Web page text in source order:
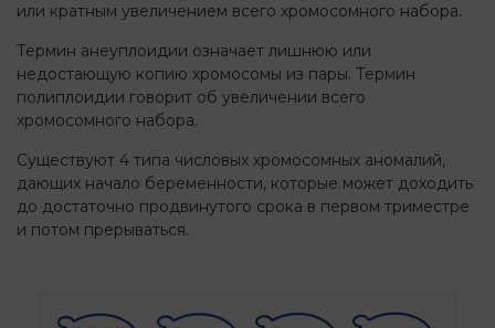
или кратным увеличением всего хромосомного набора.
Термин анеуплоидии означает лишнюю или
недостающую копию хромосомы из пары. Термин
полиплоидии говорит об увеличении всего
хромосомного набора.
Существуют 4 типа числовых хромосомных аномалий,
дающих начало беременности, которые может доходить
до достаточно продвинутого срока в первом триместре
и потом прерываться.